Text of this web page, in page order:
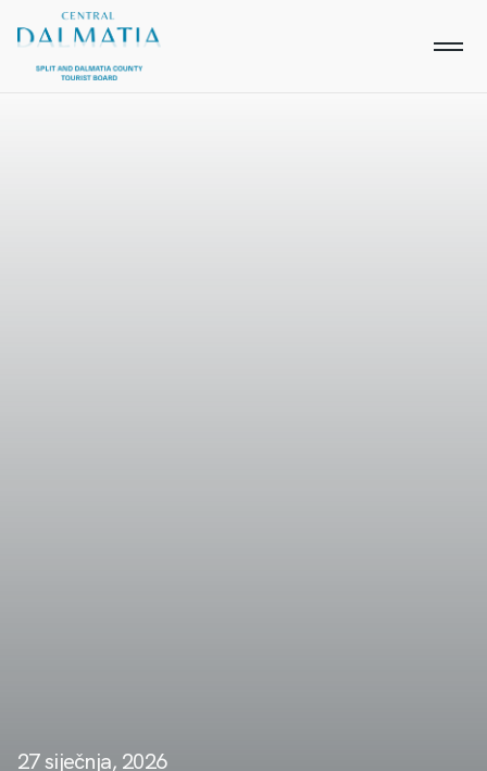
27 siječnja, 2026